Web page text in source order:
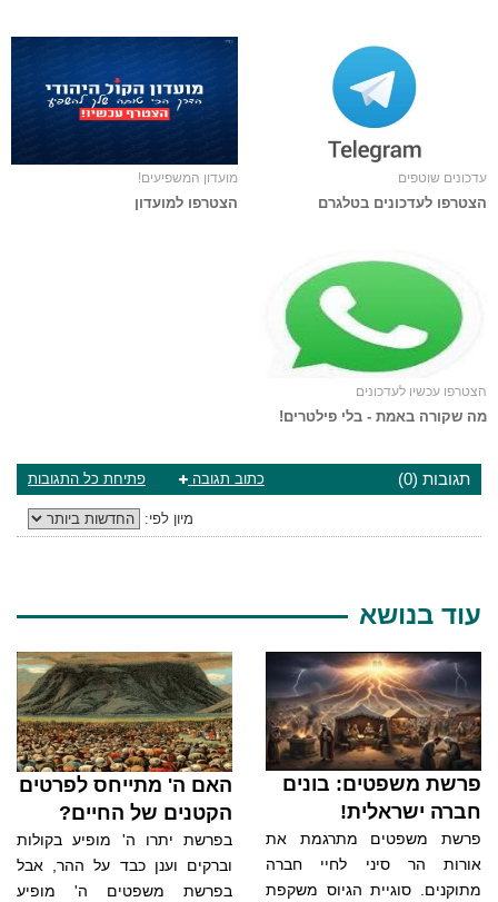
עדכונים שוטפים
הצטרפו לעדכונים בטלגרם
מועדון המשפיעים!
הצטרפו למועדון
הצטרפו עכשיו לעדכונים
מה שקורה באמת - בלי פילטרים!
תגובות (0) פתיחת כל התגובות כתוב תגובה
מיון לפי:
עוד בנושא
פרשת משפטים: בונים
חברה ישראלית!
פרשת משפטים מתרגמת את
אורות הר סיני לחיי חברה
מתוקנים. סוגיית הגיוס משקפת
האם ה' מתייחס לפרטים
הקטנים של החיים?
בפרשת יתרו ה' מופיע בקולות
וברקים וענן כבד על ההר, אבל
בפרשת משפטים ה' מופיע